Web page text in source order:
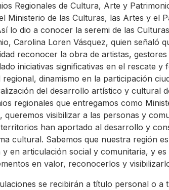
Regionales de Cultura, Arte y
Ministerio de las Culturas, las Artes y el
lo dio a conocer la seremi de las
Carolina Loren Vásquez, quien señaló
reconocer la obra de artistas,
iniciativas significativas en el rescate y
regional, dinamismo en la participación
del desarrollo artístico y cultural
regionales que entregamos como
queremos visibilizar a las personas y
han aportado al desarrollo y
cultural. Sabemos que nuestra región
y en articulación social y comunitaria, y
en valor, reconocerlos y
se recibirán a título personal o a